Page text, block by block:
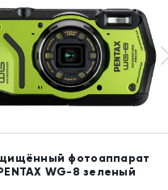
фотоаппарат
WG-8 зеленый